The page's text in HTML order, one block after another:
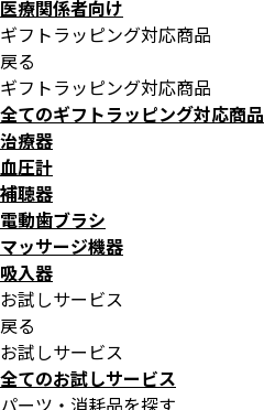
医療関係者向け
ギフトラッピング対応商品
戻る
ギフトラッピング対応商品
全てのギフトラッピング対応商品
治療器
血圧計
補聴器
電動歯ブラシ
マッサージ機器
吸入器
お試しサービス
戻る
お試しサービス
全てのお試しサービス
パーツ・消耗品を探す